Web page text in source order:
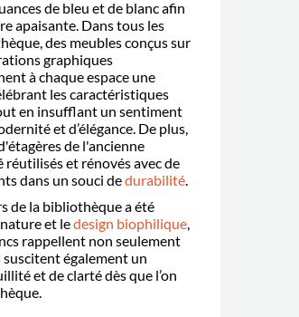
de bleu et de blanc afin
re apaisante. Dans tous les
des meubles conçus sur
graphiques
à chaque espace une
les caractéristiques
en insufflant un sentiment
et d’élégance. De plus,
ères de l'ancienne
réutilisés et rénovés avec de
dans un souci dedurabilité.
de la bibliothèque aété
et ledesign biophilique,
rappellent non seulement
suscitent également un
et de clarté dès que l’on
èque.